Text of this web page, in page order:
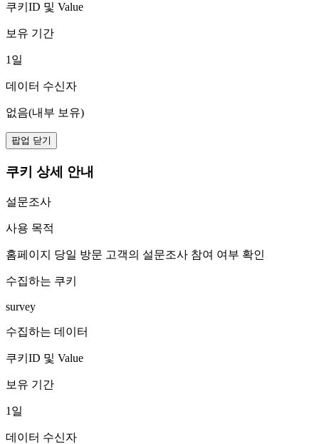
쿠키ID 및 Value
보유 기간
1일
데이터 수신자
없음(내부 보유)
팝업 닫기
쿠키 상세 안내
설문조사
사용 목적
홈페이지 당일 방문 고객의 설문조사 참여 여부 확인
수집하는 쿠키
survey
수집하는 데이터
쿠키ID 및 Value
보유 기간
1일
데이터 수신자